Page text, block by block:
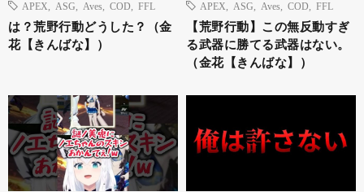
APEX
ASG Aves COD FFL
は？荒野行動どうした？（金
花【きんばな】）
APEX
ASG Aves COD FFL
【荒野行動】この無反動すぎ
る武器に勝てる武器はない。
（金花【きんばな】）